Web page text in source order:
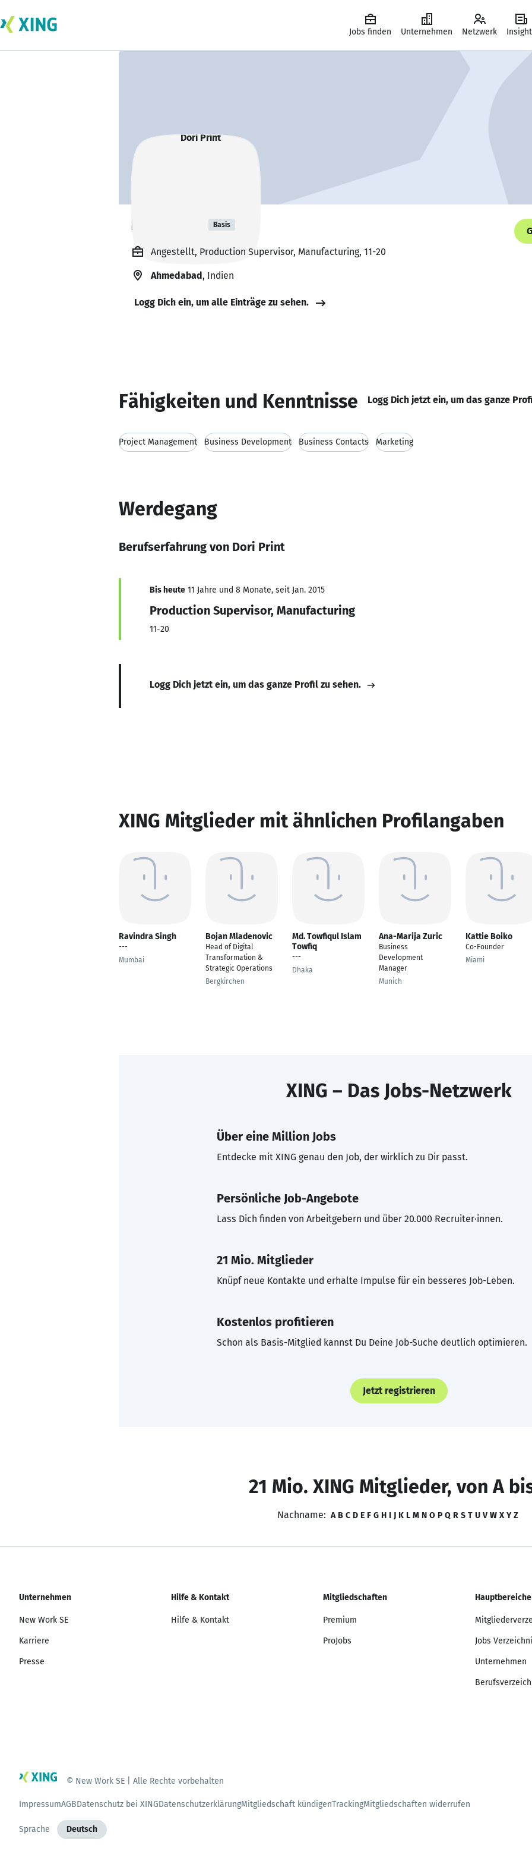
Jobs finden Unternehmen Netzwerk
Dori Print Basis
Angestellt, Production Supervisor, Manufacturing, 11-20
Ahmedabad, Indien
Logg Dich ein, um alle Einträge zu sehen.
Fähigkeiten und Kenntnisse Logg Dich jetzt ein, um das ganze
Project Management Business Development Business Contacts Marketing
Werdegang
Berufserfahrung von Dori Print
Bis heute 11 Jahre und 8 Monate, seit Jan. 2015
Production Supervisor, Manufacturing
11-20
Logg Dich jetzt ein, um das ganze Profil zu sehen.
XING Mitglieder mit ähnlichen Profilangaben
Ravindra Singh
---
Mumbai
Bojan Mladenovic
Head of Digital
Transformation &
Strategic Operations
Bergkirchen
Md. Towfiqul Islam
Towfiq
---
Dhaka
Ana-Marija Zuric
Business
Development
Manager
Munich
Kattie Boiko
Co-Founder
Miami
XING – Das Jobs-Netzwerk
Über eine Million Jobs
Entdecke mit XING genau den Job, der wirklich zu Dir passt.
Persönliche Job-Angebote
Lass Dich finden von Arbeitgebern und über 20.000 Recruiter·innen.
21 Mio. Mitglieder
Knüpf neue Kontakte und erhalte Impulse für ein besseres Job-Leben.
Kostenlos profitieren
Schon als Basis-Mitglied kannst Du Deine Job-Suche deutlich optimieren.
Jetzt registrieren
21 Mio. XING Mitglieder, von A
Nachname: A B C D E F G H I J K L M N O P Q R S T U V W X Y Z
Unternehmen
New Work SE
Karriere
Presse
Hilfe & Kontakt
Hilfe & Kontakt
Mitgliedschaften
Premium
ProJobs
Hauptbereiche
Jobs
Unternehmen
© New Work SE | Alle Rechte vorbehalten
ImpressumAGBDatenschutz bei XINGDatenschutzerklärungMitgliedschaft kündigenTrackingMitgliedschaften widerrufen
Sprache Deutsch